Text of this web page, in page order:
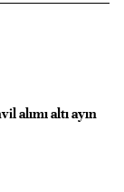
alımı altı ayın